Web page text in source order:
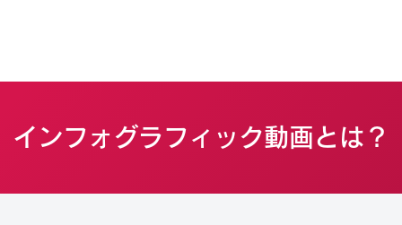
インフォグラフィック動画とは？